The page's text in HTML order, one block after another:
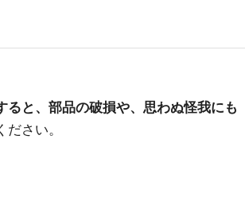
ると、部品の破損や、思わぬ怪我にも
さい。